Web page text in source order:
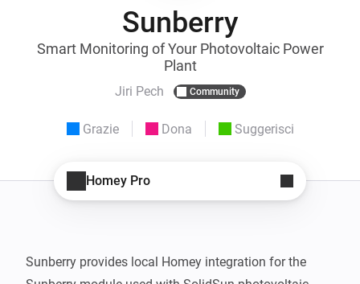
Sunberry
Smart Monitoring of Your Photovoltaic Power
Plant
Jiri Pech Community
Grazie Dona Suggerisci
Homey Pro
Sunberry provides local Homey integration for the